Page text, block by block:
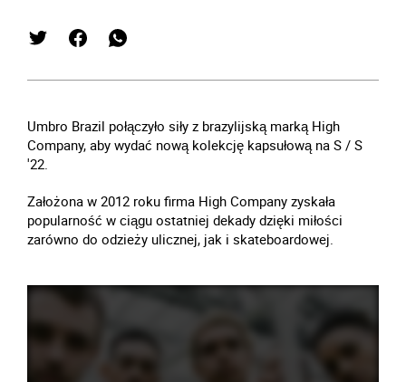
Umbro Brazil połączyło siły z brazylijską marką High
Company, aby wydać nową kolekcję kapsułową na S / S
'22.
Założona w 2012 roku firma High Company zyskała
popularność w ciągu ostatniej dekady dzięki miłości
zarówno do odzieży ulicznej, jak i skateboardowej.